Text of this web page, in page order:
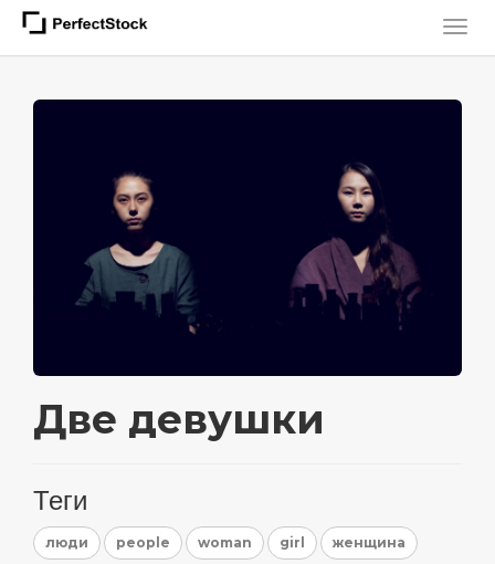
Две девушки
Теги
люди people woman girl женщина